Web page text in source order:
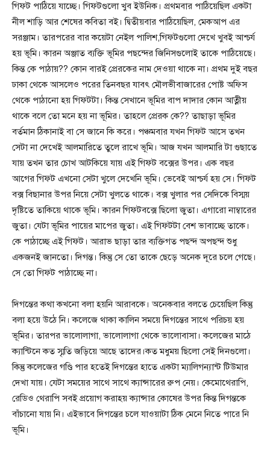
গিফ্ট পাঠিয়ে যাচ্ছে। গিফ্টগুলো খুব ইউনিক। প্রথমবার পাঠিয়েছিল একটা
নীল শাড়ি আর শেষের কবিতা বই। দ্বিতীয়বার পাঠিয়েছিল, মেকআপ এর
সরঞ্জাম। তারপরের বার কয়েটা নেইল পালিশ,গিফ্টগুলো দেখে খুবই আশ্চর্য
হয় ভূমি। কারন অঞ্জাত ব্যক্তি ভূমির পছন্দের জিনিসগুলোই তাকে পাঠিয়েছে।
কিন্ত কে পাঠায়?? কোন বারই প্রেরকের নাম দেওয়া থাকে না। প্রথম দুই বছর
ঢাকা থেকে আসলেও পরের তিনবছর যাবৎ মৌলভীবাজারের পোষ্ট অফিস
থেকে পাঠানো হয় গিফ্টটা। কিন্ত সেখানে ভূমির বাপ দাদার কোন আত্নীয়
থাকে বলে তো মনে হয় না ভূমির। তাহলে প্রেরক কে?? তাছাড়া ভূমির
বর্তমান ঠিকানাই বা সে জানে কি করে। পঞ্চমবার যখন গিফ্ট আসে তখন
সেটা না দেখেই আলমারিতে তুলে রাখে ভূমি। আজ যখন আলমারি টা গুছাতে
যায় তখন তার চোখ আটকিয়ে যায় এই গিফ্ট বক্সের উপর। এক বছর
আগের গিফ্ট এখনো সেটা খুলে দেখেনি ভূমি। ভেবেই আশ্চর্য হয় সে। গিফ্ট
বক্স বিছানার উপর নিয়ে সেটা খুলতে থাকে। বক্স খুলার পর সেদিকে বিস্ময়
দৃষ্টিতে তাকিয়ে থাকে ভূমি। কারন গিফ্টবক্সে ছিলো জুতা। এগারো নাম্বারের
জুতা। যেটা ভূমির পায়ের মাপের জুতা। এই গিফ্টটা বেশ ভাবাচ্ছে তাকে।
কে পাঠাচ্ছে এই গিফ্ট। আরাভ ছাড়া তার ব্যক্তিগত পছন্দ অপছন্দ শুধু
একজনই জানতো। দিগন্ত। কিন্তু সে তো তাকে ছেড়ে অনেক দূরে চলে গেছে।
সে তো গিফ্ট পাঠাচ্ছে না।
দিগন্তের কথা কখনো বলা হয়নি আরাবকে। অনেকবার বলতে চেয়েছিল কিন্তু
বলা হয়ে উঠে নি। কলেজে থাকা কালিন সময়ে দিগন্তের সাথে পরিচয় হয়
ভূমির। তারপর ভালোলাগা, ভালোলাগা থেকে ভালোবাসা। কলেজের মাঠে
ক্যান্টিনে কত স্মৃতি জড়িয়ে আছে তাদের।কত মধুময় ছিলো সেই দিনগুলো।
কিন্তু কলেজের গণ্ডি পার হতেই দিগন্তের হাতে একটা ম্যালিগন্যান্ট টিউমার
দেখা যায়। যেটা সময়ের সাথে সাথে ক্যান্সারের রুপ নেয়। কেমোথেরাপি,
রেডিও থেরাপি সবই প্রয়োগ করাহয় ক্যান্সার কোষের উপর কিন্ত দিগন্তকে
বাঁচানো যায় নি। এইভাবে দিগন্তের চলে যাওয়াটা ঠিক মেনে নিতে পারে নি
ভূমি।